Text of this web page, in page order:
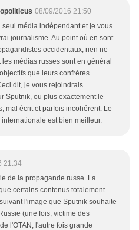
08/09/2016 21:50
seul média indépendant et je vous
journalisme. Au point où en sont
occidentaux, rien ne
médias russes sont en général
que leurs confrères
dit, je vous rejoindrais
Sputnik, ou plus exactement le
mal écrit et parfois incohérent. Le
est bien meilleur.
21:34
de la propagande russe. La
certains contenus totalement
l'image que Sputnik souhaite
(une fois, victime des
l'OTAN, l'autre fois grande